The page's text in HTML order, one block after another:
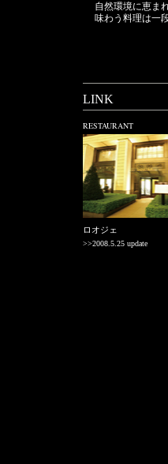
自然環境に恵ま
味わう料理は一
LINK
RESTAURANT
ロオジェ
>>2008.5.25 update